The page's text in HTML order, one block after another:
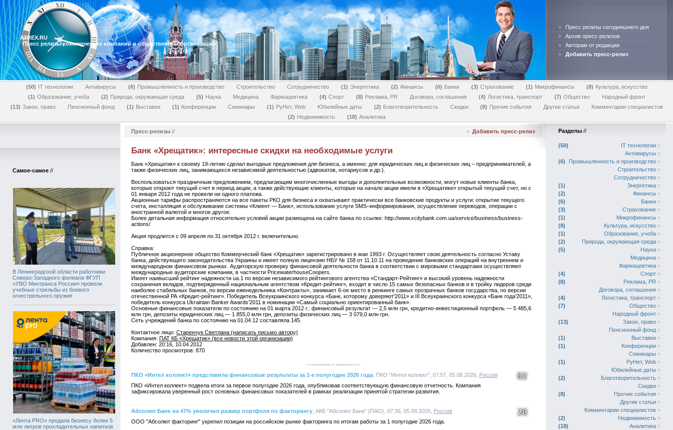
ATREX.RU
Пресс релизы коммерческих компаний и общественных организаций
»
Пресс релизы сегодняшнего дня
»
Архив пресс-релизов
»
Авторам от редакции
»
Добавить пресс-релиз
50 IT технологии Антивирусы 6 Промышленность и производство Строительство Сотрудничество 1 Энергетика 2 Финансы 6 Банки 3 Страхование 1 Микрофинансы 8
Культура, искусство
1
Образование, учеба 2 Природа, окружающая среда 5 Наука Медицина Фармацевтика 4 Спорт 8 Реклама, PR Договора, соглашения 4 Логистика, транспорт 7 Общество
Народный фронт
13
Закон, право Пенсионный фонд 1 Выставки 1 Конференции Семинары 1 РуНет, Web Юбилейные даты 2 Благотворительность Скидки 8 Прочие события Другие статьи
Комментарии специалистов
2
Недвижимость 18 Аналитика
Самое-самое //
В Ленинградской области работники
Северо-Западного филиала ФГУП
«УВО Минтранса России» провели
учебные стрельбы из боевого
огнестрельного оружия
«Лента PRO» продала бизнесу более 5
млн литров прохладительных напитков
Пресс-релизы // » Добавить пресс-релиз
Банк «Хрещатик»: интересные скидки на необходимые услуги
Банк «Хрещатик» к своему 19-летию сделал выгодные предложения для бизнеса, а именно: для юридических лиц и физических лиц – предпринимателей, а
также физических лиц, занимающихся независимой деятельностью (адвокатов, нотариусов и др.).
Воспользоваться праздничным предложением, предлагающим многочисленные выгоды и дополнительные возможности, могут новые клиенты банка,
которые откроют текущий счет в период акции, а также действующие клиенты, которые на начало акции имели в «Хрещатике» открытый текущий счет, но с
01 января 2012 года не провели ни одного платежа.
Акционные тарифы распространяются на все пакеты РКО для бизнеса и охватывают практически все банковские продукты и услуги: открытие текущего
счета, инсталляция и обслуживание системы «Клиент ― Банк», использование услуги SMS–информирования, осуществление переводов, операции с
иностранной валютой и многое другое.
Более детальная информация относительно условий акции размещена на сайте банка по ссылке: http://www.xcitybank.com.ua/service/business/business-
actions/
Акция продлится с 09 апреля по 31 октября 2012 г. включительно.
Справка:
Публичное акционерное общество Коммерческий банк «Хрещатик» зарегистрировано в мае 1993 г. Осуществляет свою деятельность согласно Уставу
банка, действующего законодательства Украины и имеет полную лицензию НБУ № 158 от 11.10.11 на проведение банковских операций на внутреннем и
международном финансовом рынках. Аудиторскую проверку финансовой деятельности банка в соответствии с мировыми стандартами осуществляют
международные аудиторские компании, в частности PricewaterhouseCoopers.
Имеет наивысший рейтинг надежности uа.1 по версии независимого рейтингового агентства «Стандарт-Рейтинг» и высокий уровень надежности
сохранения вкладов, подтвержденный национальным агентством «Кредит-рейтинг», входит в число 15 самых безопасных банков и в тройку лидеров среди
наиболее стабильных банков, по версии еженедельника «Контракты», занимает 6-ое место в ренкинге самых прозрачных банков государства, по версии
отечественной РА «Кредит-рейтинг». Победитель Всеукраинского конкурса «Банк, которому доверяют'2011» и ІІІ Всеукраинского конкурса «Банк года’2011»,
победитель конкурса Ukrainian Banker Awards’2011 в номинации «Самый социально ориентированный банк».
Основные финансовые показатели по состоянию на 01 марта 2012 г.: финансовый результат — 2,5 млн грн, кредитно-инвестиционный портфель — 5 485,6
млн грн, депозиты юридических лиц — 1 855,0 млн грн, депозиты физических лиц — 3 079,0 млн грн.
Сеть учреждений банка по состоянию на 01.04.12 составляла 145.
Контактное лицо: Старенчук Светлана (написать письмо автору)
Компания: ПАТ КБ «Хрещатик» (все новости этой организации)
Добавлен: 20:16, 10.04.2012
Количество просмотров: 870
ПКО «Интел коллект» представила финансовые результаты за 1-е полугодие 2026 года , ПКО "Интел коллект", 07:57, 05.08.2026, Россия 82
ПКО «Интел коллект» подвела итоги за первое полугодие 2026 года, опубликовав соответствующую финансовую отчетность. Компания
зафиксировала уверенный рост основных финансовых показателей в рамках реализации принятой стратегии развития.
Абсолют Банк на 47% увеличил размер портфеля по факторингу , АКБ "Абсолют Банк" (ПАО), 07:36, 05.08.2026, Россия 28
ООО "Абсолют факторинг" укрепил позиции на российском рынке факторинга по итогам работы за 1 полугодие 2026 года.
Разделы //
50 IT технологии «
Антивирусы «
6
Промышленность и производство «
Строительство «
Сотрудничество «
1
Энергетика «
2
Финансы «
6
Банки «
3
Страхование «
1
Микрофинансы «
8
Культура, искусство «
1
Образование, учеба «
2
Природа, окружающая среда «
5
Наука «
Медицина «
Фармацевтика «
4
Спорт «
8
Реклама, PR «
Договора, соглашения «
4
Логистика, транспорт «
7
Общество «
Народный фронт «
13
Закон, право «
Пенсионный фонд «
1
Выставки «
1
Конференции «
Семинары «
1
РуНет, Web «
Юбилейные даты «
2
Благотворительность «
Скидки «
8
Прочие события «
Другие статьи «
Комментарии специалистов «
2
Недвижимость «
18
Аналитика «